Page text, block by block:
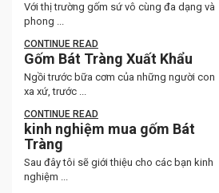
Với thị trường gốm sứ vô cùng đa dạng và
phong ...
CONTINUE READ
Gốm Bát Tràng Xuất Khẩu
Ngồi trước bữa cơm của những người con
xa xứ, trước ...
CONTINUE READ
kinh nghiệm mua gốm Bát
Tràng
Sau đây tôi sẽ giới thiệu cho các bạn kinh
nghiệm ...